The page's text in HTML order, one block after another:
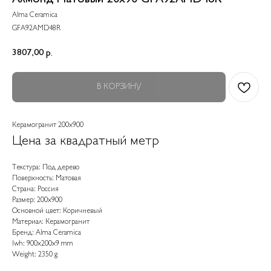
Alma Ceramica
GFA92AMD48R
3807,00 р.
В КОРЗИНУ
Керамогранит 200x900
Цена за квадратный метр
Текстура: Под дерево
Поверхность: Матовая
Страна: Россия
Размер: 200x900
Основной цвет: Коричневый
Материал: Керамогранит
Бренд: Alma Ceramica
lwh: 900x200x9 mm
Weight: 2350 g